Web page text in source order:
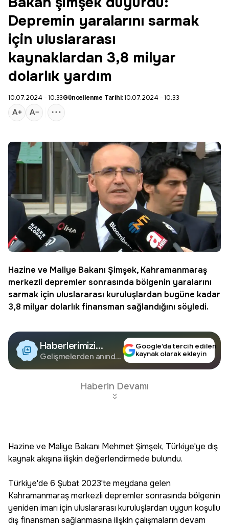
Depremin yaralarını sarmak
için uluslararası
kaynaklardan 3,8 milyar
dolarlık yardım
10.07.2024 - 10:33Güncellenme Tarihi:10.07.2024 - 10:33
Hazine ve Maliye Bakanı Şimşek, Kahramanmaraş
merkezli depremler sonrasında bölgenin yaralarını
sarmak için uluslararası kuruluşlardan bugüne kadar
3,8 milyar dolarlık finansman sağlandığını söyledi.
Haberlerimizi
Google'da Takip
Edin
Gelişmelerden anında
Google’da tercih edilen
kaynak olarak ekleyin
Haberin Devamı
Hazine ve Maliye Bakanı Mehmet Şimşek, Türkiye'ye dış
kaynak akışına ilişkin değerlendirmede bulundu.
Türkiye'de 6 Şubat 2023'te meydana gelen
Kahramanmaraş merkezli depremler sonrasında bölgenin
yeniden imarı için uluslararası kuruluşlardan uygun koşullu
dış finansman sağlanmasına ilişkin çalışmaların devam